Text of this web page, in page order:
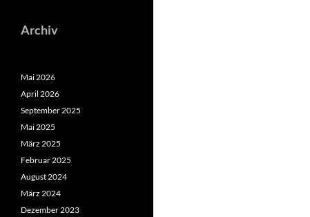
Archiv
Mai 2026
April 2026
September 2025
Mai 2025
März 2025
Februar 2025
August 2024
März 2024
Dezember 2023